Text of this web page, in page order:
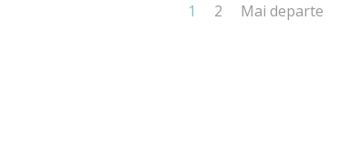
1 2 Mai departe